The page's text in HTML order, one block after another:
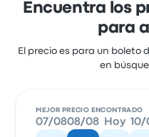
Encuentra los
para
El precio es para un boleto
en
MEJOR PRECIO ENCONTRADO
07/0808/08 Hoy 10/